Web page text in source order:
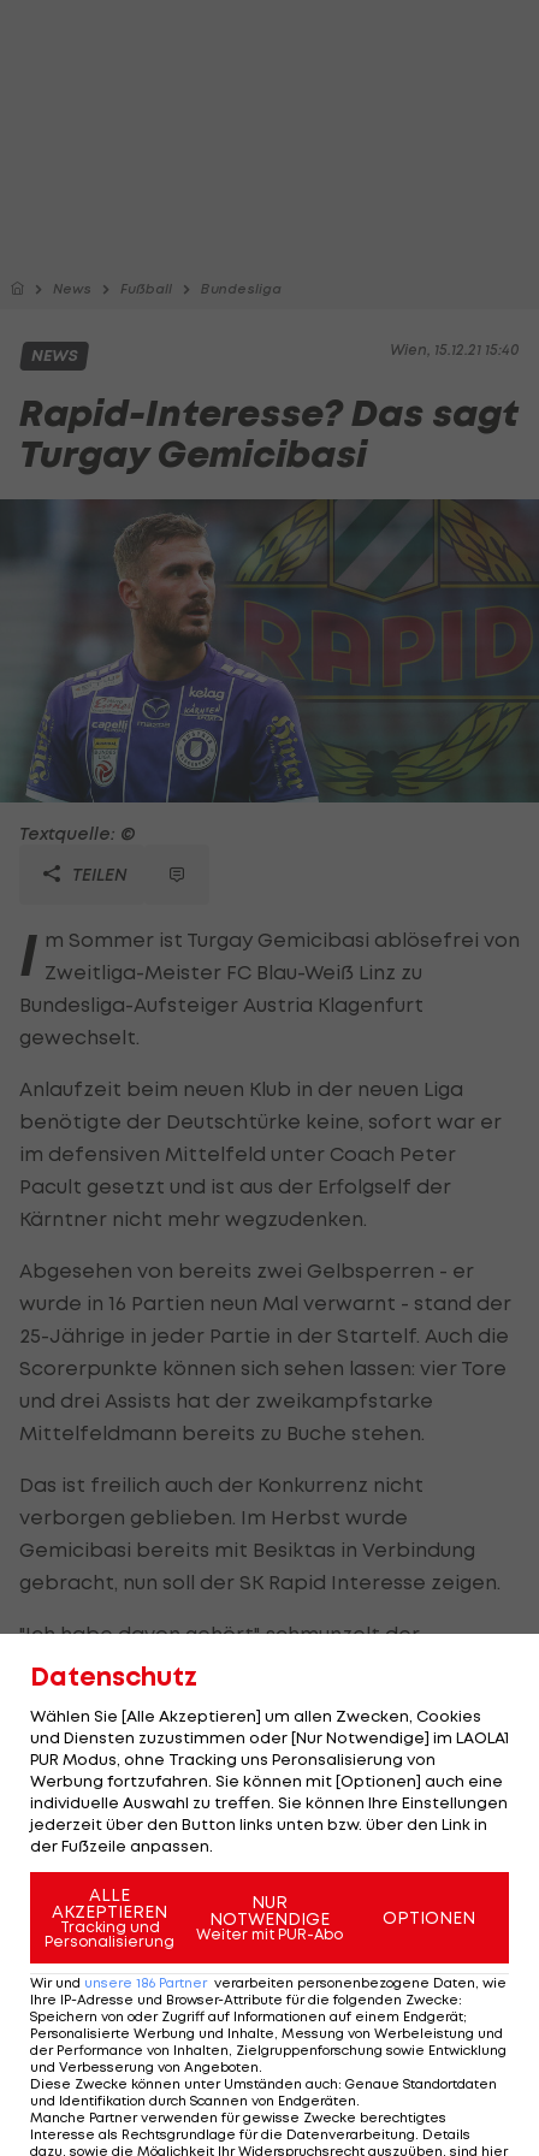
News Fußball Bundesliga
Wien, 15.12.21 15:40
NEWS
Rapid-Interesse? Das sagt
Turgay Gemicibasi
Textquelle: ©
TEILEN
I m Sommer ist Turgay Gemicibasi ablösefrei von
Zweitliga-Meister FC Blau-Weiß Linz zu
Bundesliga-Aufsteiger Austria Klagenfurt
gewechselt.
Anlaufzeit beim neuen Klub in der neuen Liga
benötigte der Deutschtürke keine, sofort war er
im defensiven Mittelfeld unter Coach Peter
Pacult gesetzt und ist aus der Erfolgself der
Kärntner nicht mehr wegzudenken.
Abgesehen von bereits zwei Gelbsperren - er
wurde in 16 Partien neun Mal verwarnt - stand der
25-Jährige in jeder Partie in der Startelf. Auch die
Scorerpunkte können sich sehen lassen: vier Tore
und drei Assists hat der zweikampfstarke
Mittelfeldmann bereits zu Buche stehen.
Das ist freilich auch der Konkurrenz nicht
verborgen geblieben. Im Herbst wurde
Gemicibasi bereits mit Besiktas in Verbindung
gebracht, nun soll der SK Rapid Interesse zeigen.
"Ich habe davon gehört", schmunzelt der
Klagenfurt-Profi auf Nachfrage von
weiter: "Rapid ist Rekordmeister und der größte
Verein mit der größten Fanbase in Österreich. Ich
bin froh, mit so einem Verein in Verbindung
gebracht zu werden, das macht mich stolz."
Gleichzeitig will er aber nichts überstürzen: "Ich
weiß, was ich an Austria Klagenfurt habe und bin
dem Klub sehr dankbar, die Chance zu
bekommen, so gut zu performen. Der Rest kommt
eh von alleine."
Der Vertrag des ehemaligen türkischen
Nachwuchs-Internationalen in Kärnten läuft noch
bis Sommer 2024.
Datenschutz
Wählen Sie [Alle Akzeptieren] um allen Zwecken, Cookies
und Diensten zuzustimmen oder [Nur Notwendige] im LAOLA1
PUR Modus, ohne Tracking uns Peronsalisierung von
Werbung fortzufahren. Sie können mit [Optionen] auch eine
individuelle Auswahl zu treffen. Sie können Ihre Einstellungen
jederzeit über den Button links unten bzw. über den Link in
der Fußzeile anpassen.
ALLE
AKZEPTIEREN
Tracking und
Personalisierung
NUR
NOTWENDIGE
Weiter mit PUR-Abo
OPTIONEN
Wir und unsere 186 Partner verarbeiten personenbezogene Daten, wie
Ihre IP-Adresse und Browser-Attribute für die folgenden Zwecke:
Speichern von oder Zugriff auf Informationen auf einem Endgerät;
Personalisierte Werbung und Inhalte, Messung von Werbeleistung und
der Performance von Inhalten, Zielgruppenforschung sowie Entwicklung
und Verbesserung von Angeboten.
Diese Zwecke können unter Umständen auch: Genaue Standortdaten
und Identifikation durch Scannen von Endgeräten.
Manche Partner verwenden für gewisse Zwecke berechtigtes
Interesse als Rechtsgrundlage für die Datenverarbeitung. Details
dazu, sowie die Möglichkeit Ihr Widerspruchsrecht auszuüben, sind hier